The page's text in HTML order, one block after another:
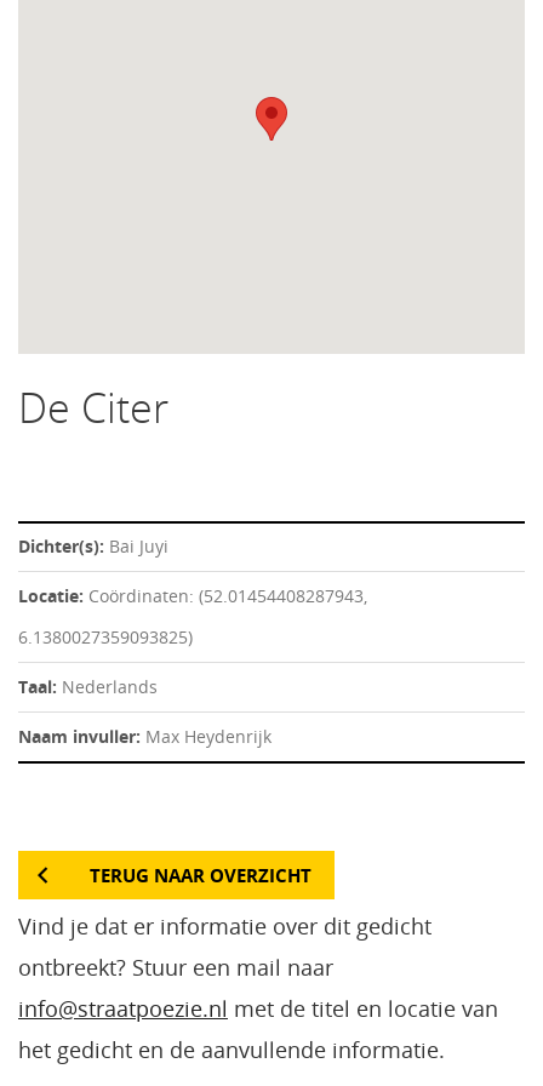
De Citer
Dichter(s): Bai Juyi
Locatie: Coördinaten: (52.01454408287943,
6.1380027359093825)
Taal: Nederlands
Naam invuller: Max Heydenrijk
TERUG NAAR OVERZICHT
Vind je dat er informatie over dit gedicht
ontbreekt? Stuur een mail naar
info@straatpoezie.nl met de titel en locatie van
het gedicht en de aanvullende informatie.